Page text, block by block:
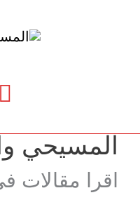
المسيحي
اقرا مقالات